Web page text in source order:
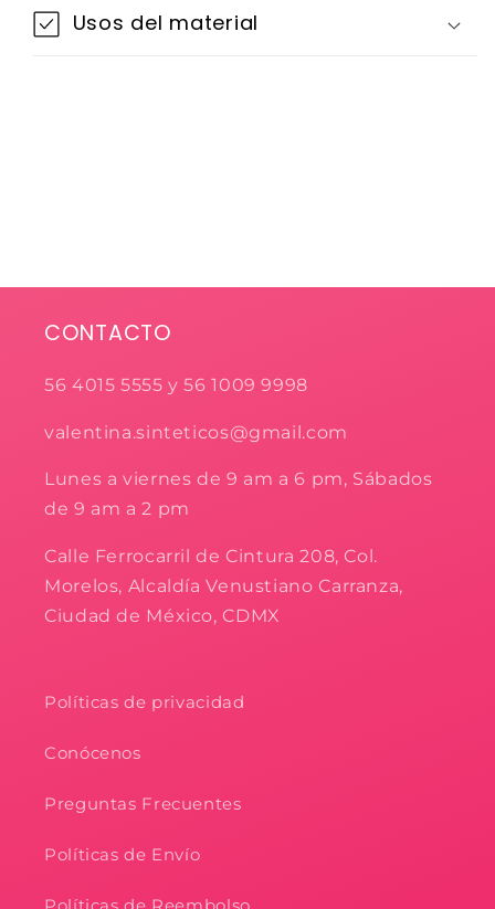
Usos del material
CONTACTO
56 4015 5555 y 56 1009 9998
valentina.sinteticos@gmail.com
Lunes a viernes de 9 am a 6 pm, Sábados
de 9 am a 2 pm
Calle Ferrocarril de Cintura 208, Col.
Morelos, Alcaldía Venustiano Carranza,
Ciudad de México, CDMX
Políticas de privacidad
Conócenos
Preguntas Frecuentes
Políticas de Envío